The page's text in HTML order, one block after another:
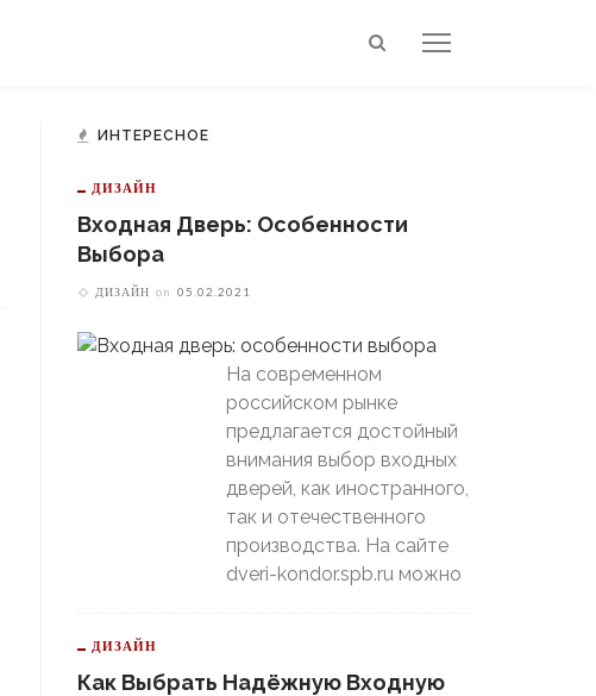
ИНТЕРЕСНОЕ
ДИЗАЙН
Входная Дверь: Особенности
Выбора
ДИЗАЙН on 05.02.2021
На современном
российском рынке
предлагается достойный
внимания выбор входных
дверей, как иностранного,
так и отечественного
производства. На сайте
dveri-kondor.spb.ru можно
ДИЗАЙН
Как Выбрать Надёжную Входную